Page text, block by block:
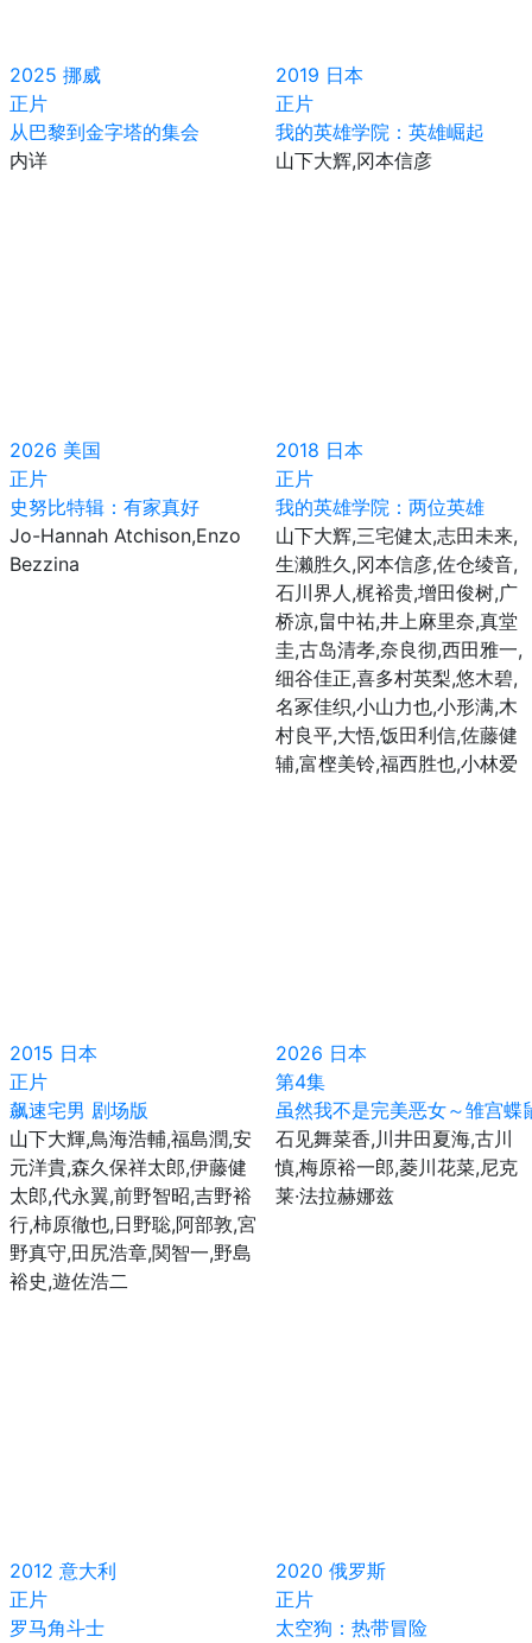
2025 挪威
正片
从巴黎到金字塔的集会
内详
2019 日本
正片
我的英雄学院：英雄崛起
山下大辉,冈本信彦
2026 美国
正片
史努比特辑：有家真好
Jo-Hannah Atchison,Enzo
Bezzina
2018 日本
正片
我的英雄学院：两位英雄
山下大辉,三宅健太,志田未来,
生濑胜久,冈本信彦,佐仓绫音,
石川界人,梶裕贵,增田俊树,广
桥凉,畠中祐,井上麻里奈,真堂
圭,古岛清孝,奈良彻,西田雅一,
细谷佳正,喜多村英梨,悠木碧,
名冢佳织,小山力也,小形满,木
村良平,大悟,饭田利信,佐藤健
辅,富㭴美铃,福西胜也,小林爱
2015 日本
正片
飙速宅男 剧场版
山下大輝,鳥海浩輔,福島潤,安
元洋貴,森久保祥太郎,伊藤健
太郎,代永翼,前野智昭,吉野裕
行,柿原徹也,日野聡,阿部敦,宮
野真守,田尻浩章,関智一,野島
裕史,遊佐浩二
2026 日本
第4集
虽然我不是完美恶女～雏宫蝶
石见舞菜香,川井田夏海,古川
慎,梅原裕一郎,菱川花菜,尼克
莱·法拉赫娜兹
2012 意大利
正片
罗马角斗士
2020 俄罗斯
正片
太空狗：热带冒险